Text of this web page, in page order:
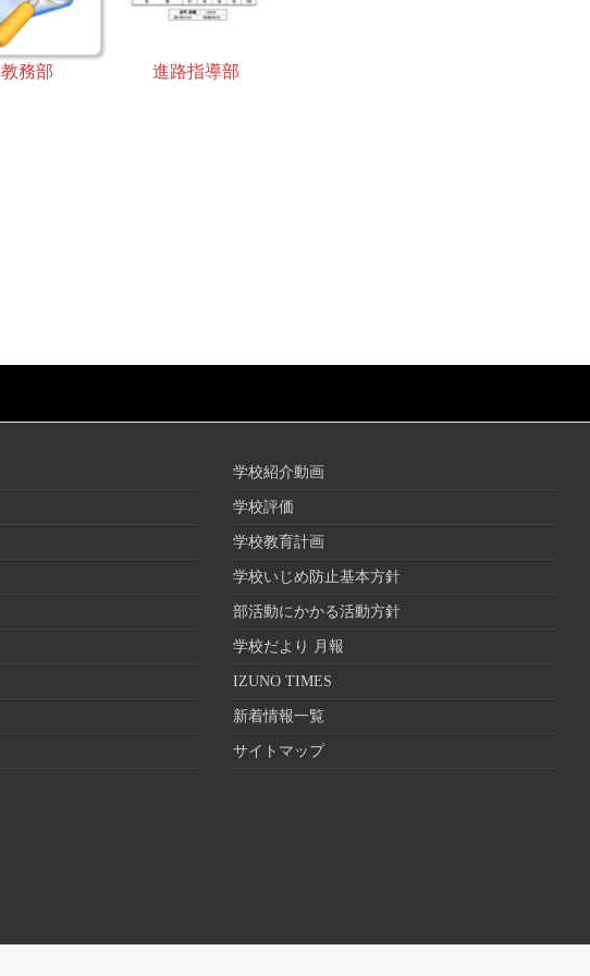
教務部 進路指導部
学校紹介動画
学校評価
学校教育計画
学校いじめ防止基本方針
部活動にかかる活動方針
学校だより 月報
IZUNO TIMES
新着情報一覧
サイトマップ